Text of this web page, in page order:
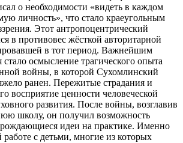
о необходимости «видеть в каждом
личность», что стало краеугольным
Этот антропоцентрический
в противовес жёсткой авторитарной
в тот период. Важнейшим
стало осмысление трагического опыта
войны, в которой Сухомлинский
ранен. Пережитые страдания и
восприятие ценности человеческой
развития. После войны, возглавив
школу, он получил возможность
идеи на практике. Именно
работе с детьми, многие из которых